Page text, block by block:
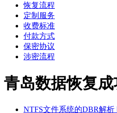
恢复流程
定制服务
收费标准
付款方式
保密协议
涉密流程
青岛数据恢复成
NTFS文件系统的DBR解析